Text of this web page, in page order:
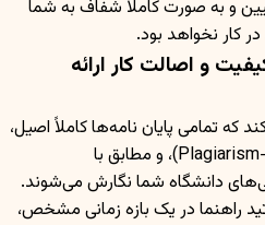
و به صورت کاملاً شفاف به شما
کار نخواهد بود.
و اصالت کار ارائه
تمامی پایان نامه‌ها کاملاً اصیل،
بدون هرگونه سرقت علمی (Plagiarism-Free)، و مطابق با
دانشگاه شما نگارش می‌شوند.
راهنما در یک بازه زمانی مشخص،